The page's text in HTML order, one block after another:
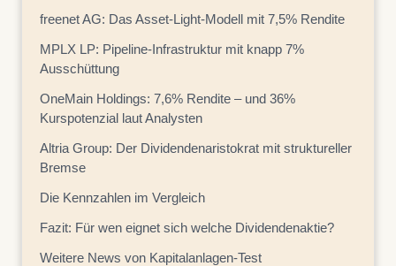
freenet AG: Das Asset-Light-Modell mit 7,5% Rendite
MPLX LP: Pipeline-Infrastruktur mit knapp 7%
Ausschüttung
OneMain Holdings: 7,6% Rendite – und 36%
Kurspotenzial laut Analysten
Altria Group: Der Dividendenaristokrat mit struktureller
Bremse
Die Kennzahlen im Vergleich
Fazit: Für wen eignet sich welche Dividendenaktie?
Weitere News von Kapitalanlagen-Test